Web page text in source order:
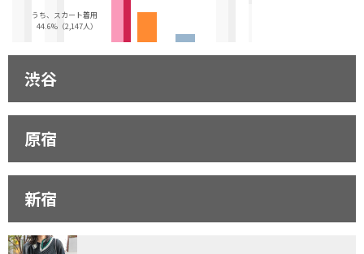
うち、スカート着用
44.6%（2,147人）
渋谷
原宿
新宿